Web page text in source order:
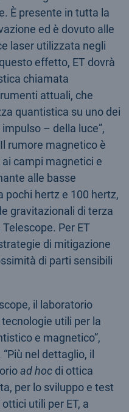
È presente in tutta la
ed è dovuto alle
laser utilizzata negli
effetto, ET dovrà
chiamata
attuali, che
quantistica su uno dei
– della luce”,
rumore magnetico è
campi magnetici e
alle basse
pochi hertz e 100 hertz,
gravitazionali di terza
Per ET
di mitigazione
di parti sensibili
il laboratorio
utili per la
e magnetico”,
nel dettaglio, il
ad hocdi ottica
per lo sviluppo e test
utili per ET, a